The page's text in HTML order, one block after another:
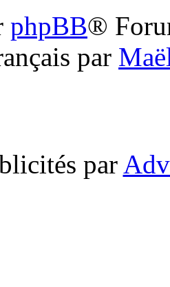
phpBB®
par
par